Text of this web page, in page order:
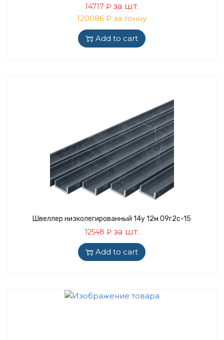
14717₽ за шт.
120086 ₽ за тонну
Add to cart
Швеллер низколегированный 14у 12м 09г2с-15
12548₽ за шт.
Add to cart